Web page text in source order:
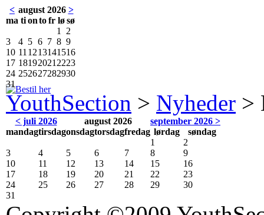
< august 2026 >
ma ti onto fr løsø
1
2
3
4 5 6 7 8 9
10 11 1213141516
17 18192021 2223
24 252627282930
31
YouthSection > Nyheder >
< juli 2026 august 2026
september 2026 >
mandagtirsdagonsdagtorsdagfredag lørdag
søndag
1
2
3
4 5 6 7 8
9
10
11 12 13 14 15
16
17
18 19 20 21 22
23
24
25 26 27 28 29
30
31